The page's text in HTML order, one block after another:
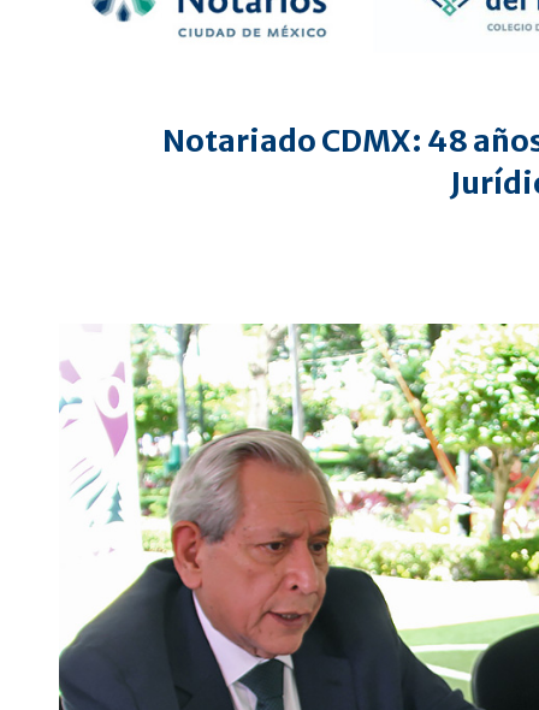
Notariado CDMX: 48